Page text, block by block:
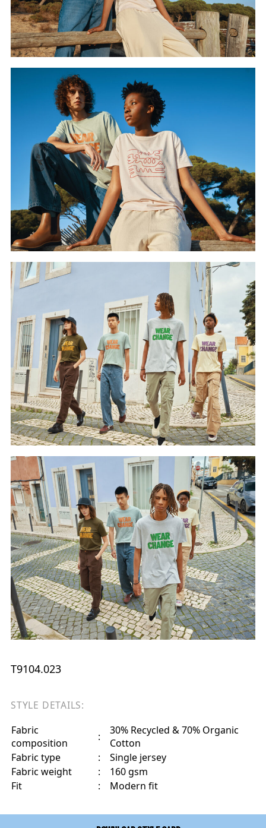
T9104.023
STYLE DETAILS:
Fabric
composition
:
30% Recycled & 70% Organic
Cotton
Fabric type
:
Single jersey
Fabric weight
:
160 gsm
Fit
: Modern fit